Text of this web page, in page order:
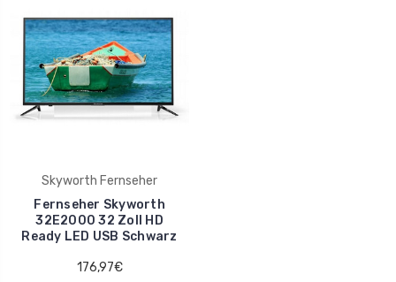
Skyworth Fernseher
Fernseher Skyworth
32E2000 32 Zoll HD
Ready LED USB Schwarz
176,97€